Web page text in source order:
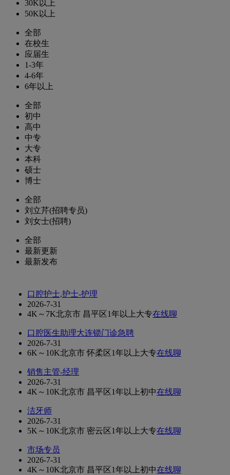
30K以上
50K以上
全部
在校生
应届生
1-3年
4-6年
6年以上
全部
初中
高中
中专
大专
本科
硕士
博士
全部
刘立芹(招聘专员)
刘女士(招聘)
全部
最新更新
最新发布
口腔护士,护士-护理
2026-7-31
4K～7K北京市 昌平区1年以上大专在线聊
口腔医生助理大连锁门诊急聘
2026-7-31
6K～10K北京市 怀柔区1年以上大专在线聊
销售主管-经理
2026-7-31
4K～10K北京市 昌平区1年以上初中在线聊
洁牙师
2026-7-31
5K～10K北京市 密云区1年以上大专在线聊
市场专员
2026-7-31
4K～10K北京市 昌平区1年以上初中在线聊